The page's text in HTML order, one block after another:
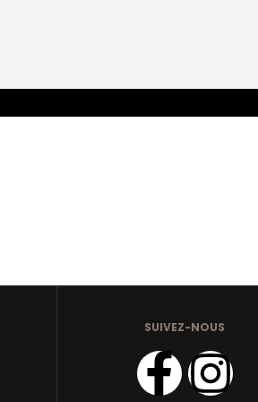
SUIVEZ-NOUS